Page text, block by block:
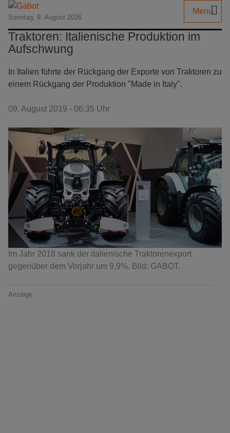
Sonntag, 9. August 2026
Menu
Traktoren: Italienische Produktion im
Aufschwung
In Italien führte der Rückgang der Exporte von Traktoren zu
einem Rückgang der Produktion "Made in Italy".
09. August 2019 - 06:35 Uhr
Im Jahr 2018 sank der italienische Traktorenexport
gegenüber dem Vorjahr um 9,9%. Bild: GABOT.
Anzeige